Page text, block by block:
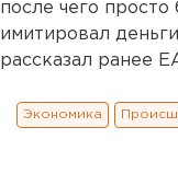
после чего
имитировал
рассказал ранее
Экономика